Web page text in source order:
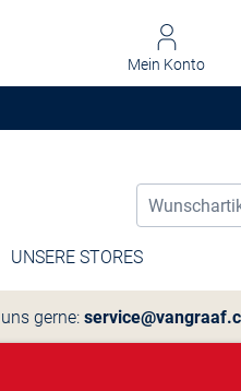
Mein Konto
UNSERE STORES
gerne: